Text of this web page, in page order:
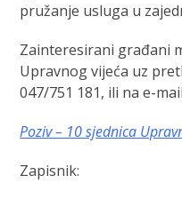
pružanje usluga u
Zainteresirani građani
Upravnog vijeća uz
047/751 181, ili na e-
Poziv – 10 sjednica
Zapisnik: